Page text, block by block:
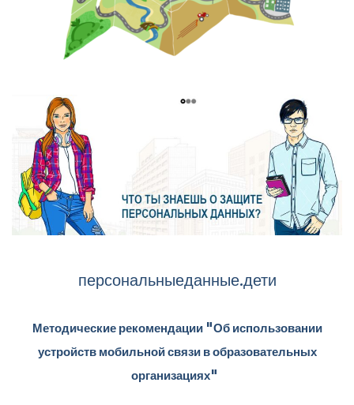
персональныеданные.дети
Методические рекомендации "Об использовании
устройств мобильной связи в образовательных
организациях"